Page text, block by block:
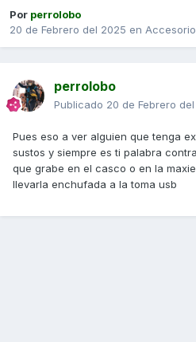
Por perrolobo
20 de Febrero del 2025 en
perrolobo
Publicado 20 de Febrero
Pues eso a ver alguien que tenga
sustos y siempre es ti palabra
que grabe en el casco o en la
llevarla enchufada a la toma usb